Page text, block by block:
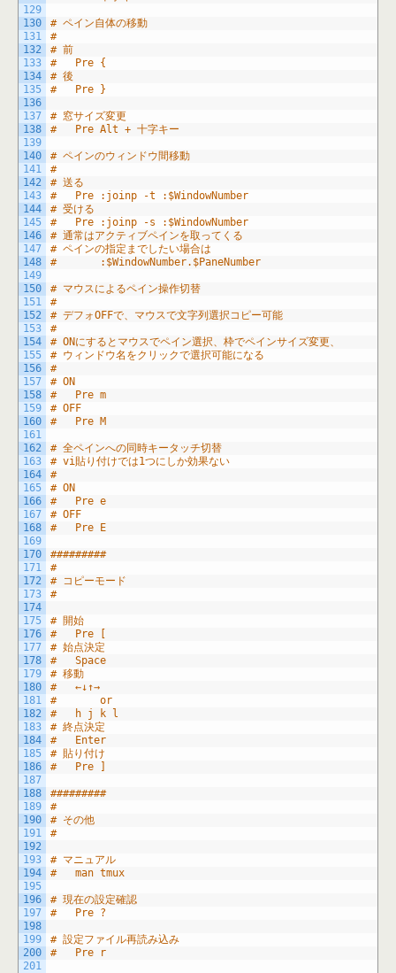
129
130
131
132
133
134
135
136
137
138
139
140
141
142
143
144
145
146
147
148
149
150
151
152
153
154
155
156
157
158
159
160
161
162
163
164
165
166
167
168
169
170
171
172
173
174
175
176
177
178
179
180
181
182
183
184
185
186
187
188
189
190
191
192
193
194
195
196
197
198
199
200
201
# ペイン自体の移動
#
# 前
#	Pre {
# 後
#	Pre }
# 窓サイズ変更
#	Pre Alt + 十字キー
# ペインのウィンドウ間移動
#
# 送る
#	Pre :joinp -t :$WindowNumber
# 受ける
#	Pre :joinp -s :$WindowNumber
# 通常はアクティブペインを取ってくる
# ペインの指定までしたい場合は
#		:$WindowNumber.$PaneNumber
# マウスによるペイン操作切替
#
# デフォOFFで、マウスで文字列選択コピー可能
#
# ONにするとマウスでペイン選択、枠でペインサイズ変更、
# ウィンドウ名をクリックで選択可能になる
#
# ON
#	Pre m
# OFF
#	Pre M
# 全ペインへの同時キータッチ切替
# vi貼り付けでは1つにしか効果ない
#
# ON
#	Pre e
# OFF
#	Pre E
#########
#
# コピーモード
#
# 開始
#	Pre [
# 始点決定
#	Space
# 移動
#	←↓↑→
#		or
#	h j k l
# 終点決定
#	Enter
# 貼り付け
#	Pre ]
#########
#
# その他
#
# マニュアル
#	man tmux
# 現在の設定確認
#	Pre ?
# 設定ファイル再読み込み
#	Pre r